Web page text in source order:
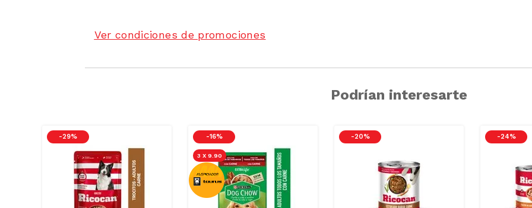
Ver condiciones de promociones
Podrían interesarte
-29 % -16 %
3 X 9.90
-20 % -24 %